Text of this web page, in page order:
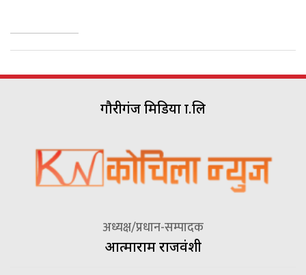
गौरीगंज मिडिया प्रा.लि
अध्यक्ष/प्रधान-सम्पादक
आत्माराम राजवंशी